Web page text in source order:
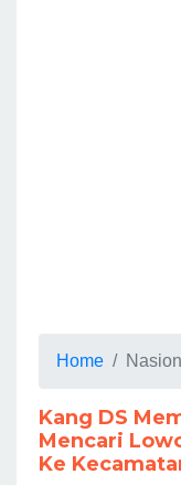
Home
Kang DS
Mencari
Ke